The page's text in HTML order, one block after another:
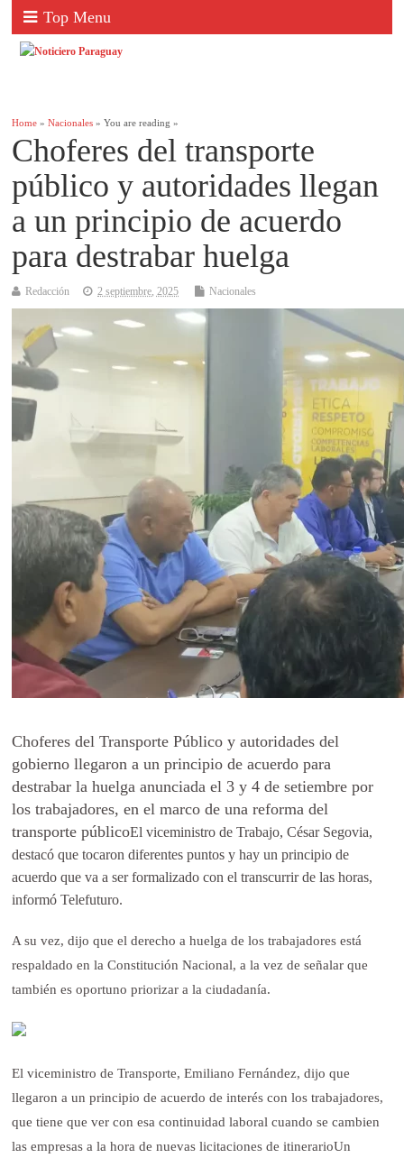
Top Menu
Home »Nacionales » You are reading »
Choferes del transporte
público y autoridades llegan
a un principio de acuerdo
para destrabar huelga
Redacción 2 septiembre, 2025 Nacionales
Choferes del Transporte Público y autoridades del
gobierno llegaron a un principio de acuerdo para
destrabar la huelga anunciada el 3 y 4 de setiembre por
los trabajadores, en el marco de una reforma del
transporte públicoEl viceministro de Trabajo, César Segovia,
destacó que tocaron diferentes puntos y hay un principio de
acuerdo que va a ser formalizado con el transcurrir de las horas,
informó Telefuturo.
A su vez, dijo que el derecho a huelga de los trabajadores está
respaldado en la Constitución Nacional, a la vez de señalar que
también es oportuno priorizar a la ciudadanía.
El viceministro de Transporte, Emiliano Fernández, dijo que
llegaron a un principio de acuerdo de interés con los trabajadores,
que tiene que ver con esa continuidad laboral cuando se cambien
las empresas a la hora de nuevas licitaciones de itinerarioUn